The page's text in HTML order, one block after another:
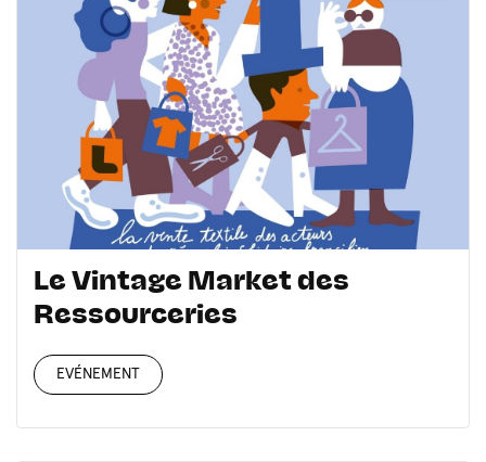
Le Vintage Market des
Ressourceries
EVÉNEMENT